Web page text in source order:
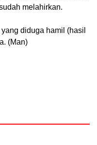
melahirkan.
diduga hamil (hasil
(Man)